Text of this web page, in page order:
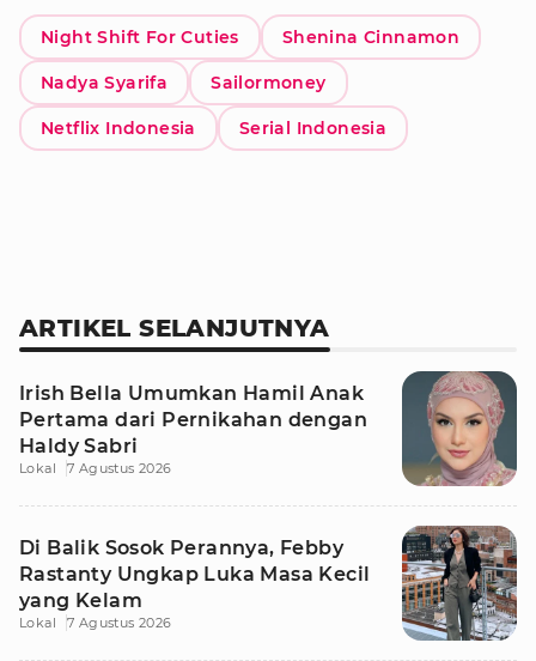
Night Shift For Cuties Shenina Cinnamon
Nadya Syarifa Sailormoney
Netflix Indonesia Serial Indonesia
ARTIKEL SELANJUTNYA
Irish Bella Umumkan Hamil Anak
Pertama dari Pernikahan dengan
Haldy Sabri
Lokal 7 Agustus 2026
Di Balik Sosok Perannya, Febby
Rastanty Ungkap Luka Masa Kecil
yang Kelam
Lokal 7 Agustus 2026